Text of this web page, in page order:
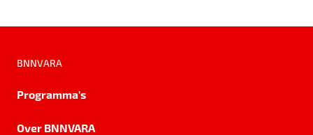
BNNVARA
Programma's
Over BNNVARA